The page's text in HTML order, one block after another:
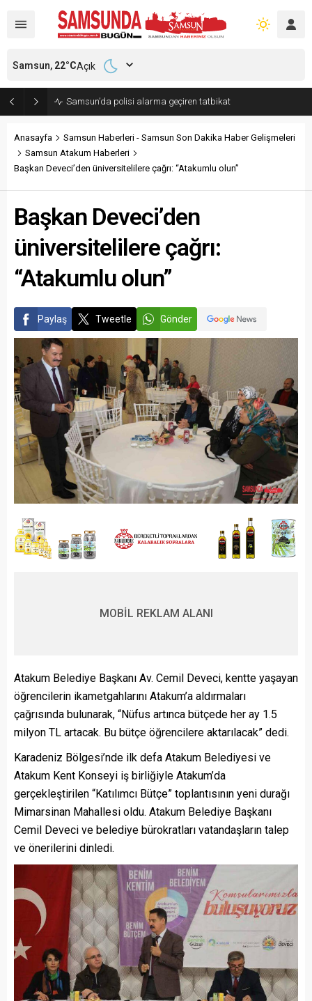
Samsun’da polisi alarma geçiren tatbikat
Samsun, 22°CAçık
Anasayfa
Samsun Haberleri - Samsun Son Dakika Haber Gelişmeleri
Samsun Atakum Haberleri
Başkan Deveci’den üniversitelilere çağrı: “Atakumlu olun”
Başkan Deveci’den
üniversitelilere çağrı:
“Atakumlu olun”
Paylaş Tweetle Gönder
MOBİL REKLAM ALANI
Atakum Belediye Başkanı Av. Cemil Deveci, kentte yaşayan
öğrencilerin ikametgahlarını Atakum’a aldırmaları
çağrısında bulunarak, “Nüfus artınca bütçede her ay 1.5
milyon TL artacak. Bu bütçe öğrencilere aktarılacak” dedi.
Karadeniz Bölgesi’nde ilk defa Atakum Belediyesi ve
Atakum Kent Konseyi iş birliğiyle Atakum’da
gerçekleştirilen “Katılımcı Bütçe” toplantısının yeni durağı
Mimarsinan Mahallesi oldu. Atakum Belediye Başkanı
Cemil Deveci ve belediye bürokratları vatandaşların talep
ve önerilerini dinledi.